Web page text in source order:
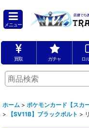
メニュー
買取 ガチャ ロ
ホーム > ポケモンカード【スカ
>
【SV11B】ブラックボルト >